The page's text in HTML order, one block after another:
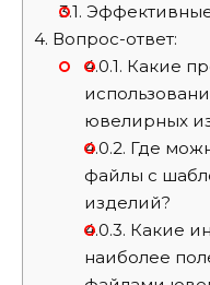
3.1.
4. Вопрос-ответ:
4.0.1. Какие
ювелирных
4.0.2. Где
файлы с
изделий?
4.0.3. Какие
наиболее